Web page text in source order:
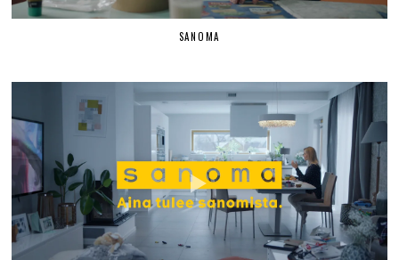
SANOMA